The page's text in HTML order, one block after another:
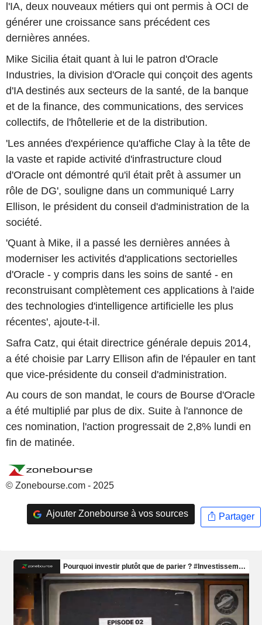
l'IA, deux nouveaux métiers qui ont permis à OCI de
générer une croissance sans précédent ces
dernières années.
Mike Sicilia était quant à lui le patron d'Oracle
Industries, la division d'Oracle qui conçoit des agents
d'IA destinés aux secteurs de la santé, de la banque
et de la finance, des communications, des services
collectifs, de l'hôtellerie et de la distribution.
'Les années d'expérience qu'affiche Clay à la tête de
la vaste et rapide activité d'infrastructure cloud
d'Oracle ont démontré qu'il était prêt à assumer un
rôle de DG', souligne dans un communiqué Larry
Ellison, le président du conseil d'administration de la
société.
'Quant à Mike, il a passé les dernières années à
moderniser les activités d'applications sectorielles
d'Oracle - y compris dans les soins de santé - en
reconstruisant complètement ces applications à l'aide
des technologies d'intelligence artificielle les plus
récentes', ajoute-t-il.
Safra Catz, qui était directrice générale depuis 2014,
a été choisie par Larry Ellison afin de l'épauler en tant
que vice-présidente du conseil d'administration.
Au cours de son mandat, le cours de Bourse d'Oracle
a été multiplié par plus de dix. Suite à l'annonce de
ces nomination, l'action progressait de 2,8% lundi en
fin de matinée.
© Zonebourse.com - 2025
Ajouter Zonebourse à vos sources Partager